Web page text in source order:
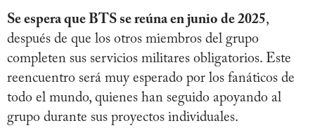
Se espera que BTS se reúna en junio de 2025,
después de que los otros miembros del grupo
completen sus servicios militares obligatorios. Este
reencuentro será muy esperado por los fanáticos de
todo el mundo, quienes han seguido apoyando al
grupo durante sus proyectos individuales.